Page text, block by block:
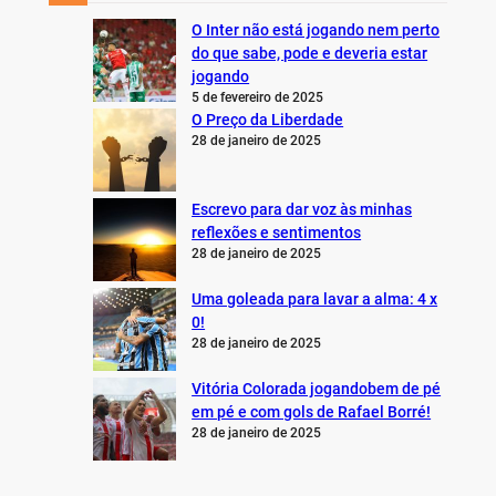
O Inter não está jogando nem perto
do que sabe, pode e deveria estar
jogando
5 de fevereiro de 2025
O Preço da Liberdade
28 de janeiro de 2025
Escrevo para dar voz às minhas
reflexões e sentimentos
28 de janeiro de 2025
Uma goleada para lavar a alma: 4 x
0!
28 de janeiro de 2025
Vitória Colorada jogandobem de pé
em pé e com gols de Rafael Borré!
28 de janeiro de 2025